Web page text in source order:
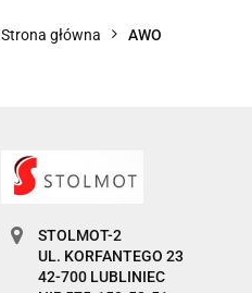
Strona główna AWO
STOLMOT-2
UL. KORFANTEGO 23
42-700 LUBLINIEC